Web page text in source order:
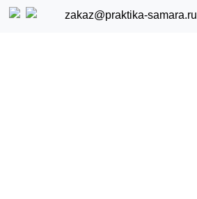
zakaz@praktika-samara.ru